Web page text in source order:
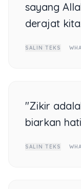
sayang
derajat
SALIN TEKS
"Zikir
biarkan
SALIN TEKS